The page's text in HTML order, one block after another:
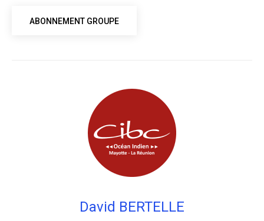
ABONNEMENT GROUPE
David BERTELLE